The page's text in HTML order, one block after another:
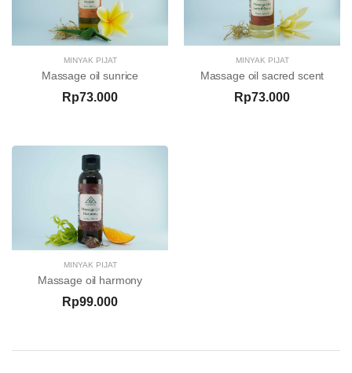
MINYAK PIJAT
Massage oil sunrice
Rp73.000
MINYAK PIJAT
Massage oil sacred scent
Rp73.000
MINYAK PIJAT
Massage oil harmony
Rp99.000